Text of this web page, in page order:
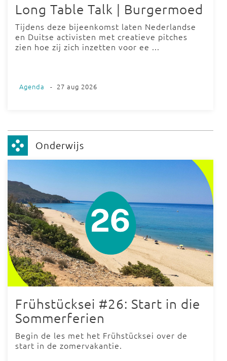
Long Table Talk | Burgermoed
Tijdens deze bijeenkomst laten Nederlandse
en Duitse activisten met creatieve pitches
zien hoe zij zich inzetten voor ee ...
Agenda - 27 aug 2026
Onderwijs
Frühstücksei #26: Start in die
Sommerferien
Begin de les met het Frühstücksei over de
start in de zomervakantie.